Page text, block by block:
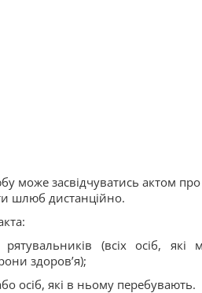
може засвідчуватись актом
шлюб дистанційно.
рятувальників (всіх осіб,
здоров’я);
осіб, які в ньому перебувають.